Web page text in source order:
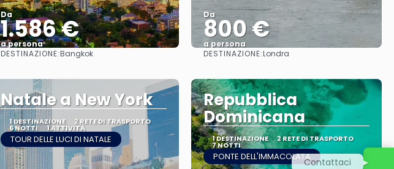
Da
1.586 €
a persona
Vedere
DESTINAZIONE:Bangkok
Da
800 €
a persona
Vedere
DESTINAZIONE:Londra
Natale a New York
1 DESTINAZIONE 2 RETE DI TRASPORTO
6 NOTTI 1 ATTIVITÀ
TOUR DELLE LUCI DI NATALE
Repubblica
Dominicana
1 DESTINAZIONE 2 RETE DI TRASPORTO
7 NOTTI
PONTE DELL'IMMACOLATAContattaci